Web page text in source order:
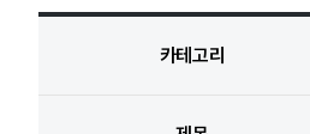
카테고리